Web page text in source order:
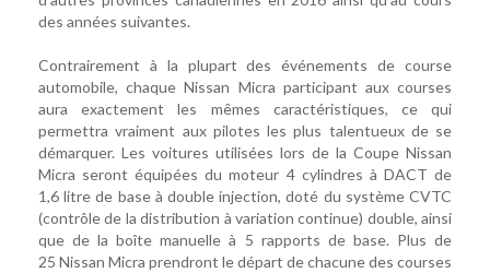
des années suivantes.
Contrairement à la plupart des événements de course
automobile, chaque Nissan Micra participant aux courses
aura exactement les mêmes caractéristiques, ce qui
permettra vraiment aux pilotes les plus talentueux de se
démarquer. Les voitures utilisées lors de la Coupe Nissan
Micra seront équipées du moteur 4 cylindres à DACT de
1,6 litre de base à double injection, doté du système CVTC
(contrôle de la distribution à variation continue) double, ainsi
que de la boîte manuelle à 5 rapports de base. Plus de
25 Nissan Micra prendront le départ de chacune des courses